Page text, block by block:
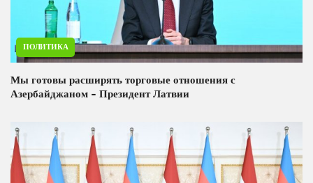
ПОЛИТИКА
Мы готовы расширять торговые отношения с
Азербайджаном - Президент Латвии